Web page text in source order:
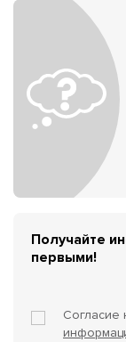
Получайте
первыми!
Согласие